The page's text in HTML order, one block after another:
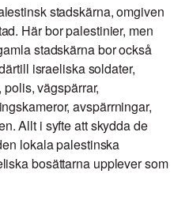
stadskärna, omgiven
Här bor palestinier, men
stadskärna bor också
israeliska soldater,
vägspärrar,
avspärrningar,
Allt i syfte att skydda de
lokala palestinska
bosättarna upplever som